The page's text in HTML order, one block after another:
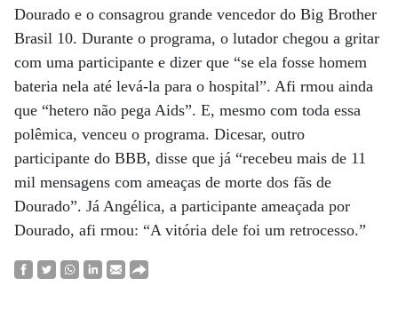
Dourado e o consagrou grande vencedor do Big Brother
Brasil 10. Durante o programa, o lutador chegou a gritar
com uma participante e dizer que “se ela fosse homem
bateria nela até levá-la para o hospital”. Afi rmou ainda
que “hetero não pega Aids”. E, mesmo com toda essa
polêmica, venceu o programa. Dicesar, outro
participante do BBB, disse que já “recebeu mais de 11
mil mensagens com ameaças de morte dos fãs de
Dourado”. Já Angélica, a participante ameaçada por
Dourado, afi rmou: “A vitória dele foi um retrocesso.”